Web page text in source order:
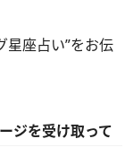
座占い”をお伝
ジを受け取って